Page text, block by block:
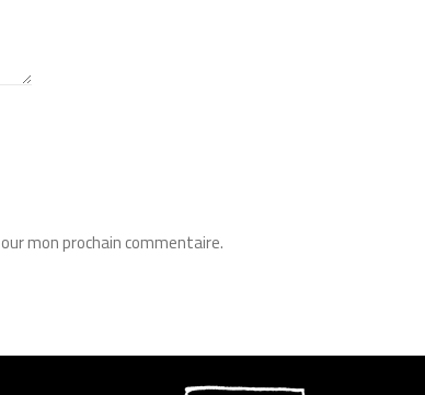
mon prochain commentaire.